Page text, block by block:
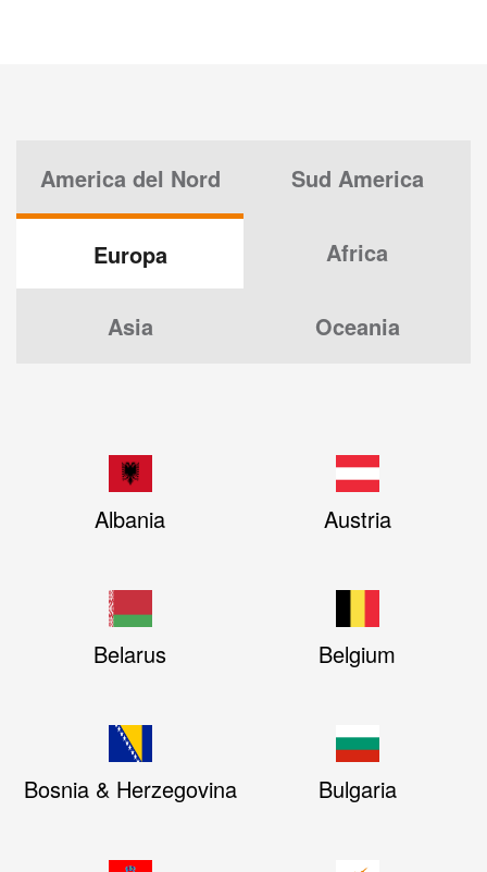
America del Nord Sud America
Europa Africa
Asia Oceania
Albania Austria
Belarus Belgium
Bosnia & Herzegovina Bulgaria